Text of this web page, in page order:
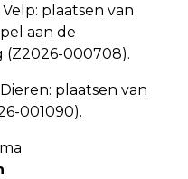
plaatsen van
aan de
(Z2026-000708).
plaatsen van
001090).